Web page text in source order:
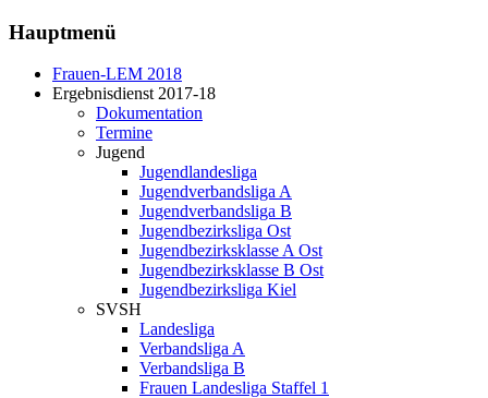
Hauptmenü
Frauen-LEM 2018
Ergebnisdienst 2017-18
Dokumentation
Termine
Jugend
Jugendlandesliga
Jugendverbandsliga A
Jugendverbandsliga B
Jugendbezirksliga Ost
Jugendbezirksklasse A Ost
Jugendbezirksklasse B Ost
Jugendbezirksliga Kiel
SVSH
Landesliga
Verbandsliga A
Verbandsliga B
Frauen Landesliga Staffel 1